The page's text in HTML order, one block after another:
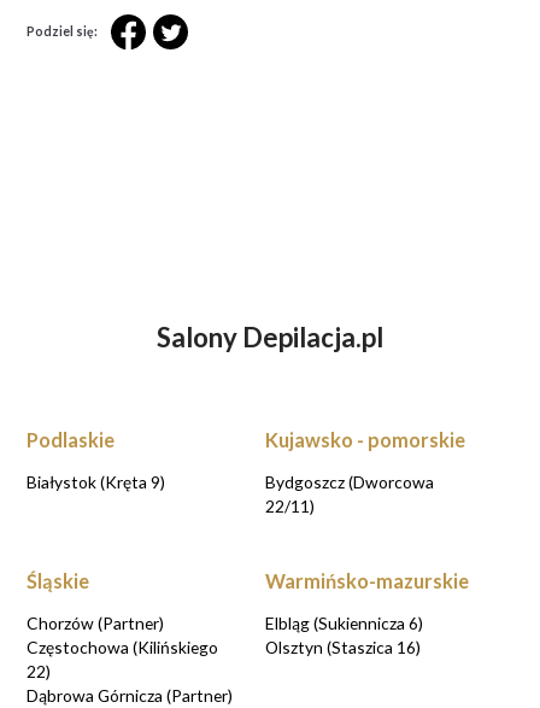
Podziel się:
ZASTANAWIASZ SIĘ NAD DEPILACJĄ
UMAWIAM KONSULTACJE
Salony Depilacja.pl
Podlaskie
Białystok (Kręta 9)
Kujawsko - pomorskie
Bydgoszcz (Dworcowa
22/11)
Śląskie
Chorzów (Partner)
Częstochowa (Kilińskiego
22)
Dąbrowa Górnicza (Partner)
Warmińsko-mazurskie
Elbląg (Sukiennicza 6)
Olsztyn (Staszica 16)